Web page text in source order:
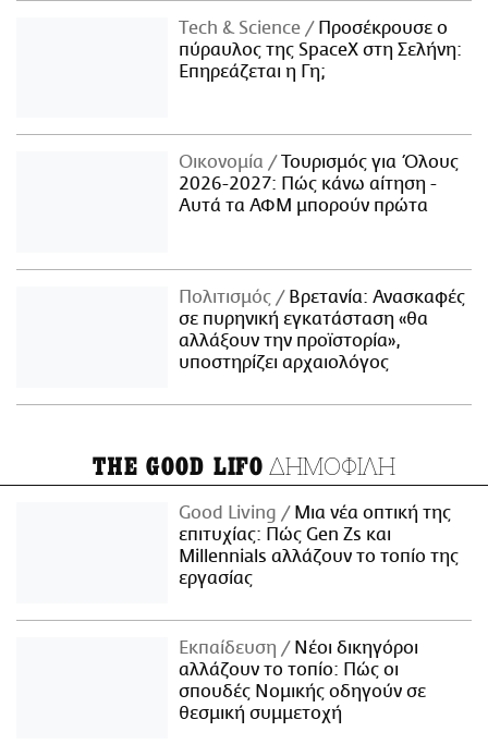
Τech & Science
Προσέκρουσε ο
πύραυλος της SpaceX στη Σελήνη:
Επηρεάζεται η Γη;
Οικονομία
Τουρισμός για Όλους
2026-2027: Πώς κάνω αίτηση -
Αυτά τα ΑΦΜ μπορούν πρώτα
Πολιτισμός
Βρετανία: Ανασκαφές
σε πυρηνική εγκατάσταση «θα
αλλάξουν την προϊστορία»,
υποστηρίζει αρχαιολόγος
THE GOOD LIFO ΔΗΜΟΦΙΛΗ
Good Living
Μια νέα οπτική της
επιτυχίας: Πώς Gen Zs και
Millennials αλλάζουν το τοπίο της
εργασίας
Εκπαίδευση
Νέοι δικηγόροι
αλλάζουν το τοπίο: Πώς οι
σπουδές Νομικής οδηγούν σε
θεσμική συμμετοχή